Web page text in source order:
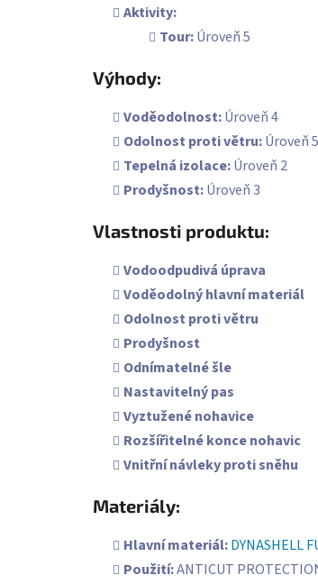
Aktivity:
Tour:Úroveň 5
Výhody:
Voděodolnost:Úroveň 4
Odolnost proti větru:Úroveň 5
Tepelná izolace:Úroveň 2
Prodyšnost:Úroveň 3
Vlastnosti produktu:
Vodoodpudivá úprava
Voděodolný hlavní materiál
Odolnost proti větru
Prodyšnost
Odnímatelné šle
Nastavitelný pas
Vyztužené nohavice
Rozšířitelné konce nohavic
Vnitřní návleky proti sněhu
Materiály:
Hlavní materiál:DYNASHELL
Použití:ANTICUT